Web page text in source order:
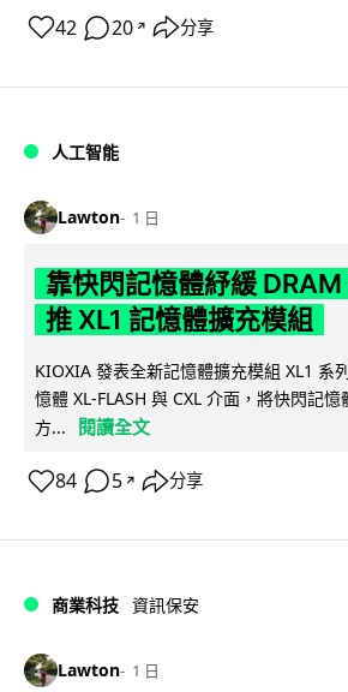
42 20 ↗ 分享
人工智能
Lawton 1 日
靠快閃記憶體紓緩
推 XL1 記憶體擴充模組
KIOXIA 發表全新記憶體擴充模組 XL1 系
憶體 XL-FLASH 與 CXL 介面，將快閃記
方...
閱讀全文
84 5 ↗ 分享
商業科技 資訊保安
Lawton 1 日